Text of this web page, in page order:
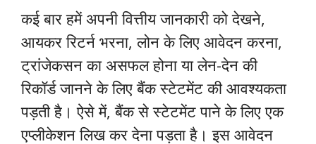
कई बार हमें अपनी वित्तीय जानकारी को देखने,
आयकर रिटर्न भरना, लोन के लिए आवेदन करना,
ट्रांजेकसन का असफल होना या लेन-देन की
रिकॉर्ड जानने के लिए बैंक स्टेटमेंट की आवश्यकता
पड़ती है। ऐसे में, बैंक से स्टेटमेंट पाने के लिए एक
एप्लीकेशन लिख कर देना पड़ता है। इस आवेदन